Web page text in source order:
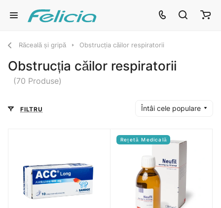
Răceală și gripă Obstrucția căilor respiratorii
Obstrucția căilor respiratorii
(70 Produse)
FILTRU Întâi cele populare
Rețetă Medicală